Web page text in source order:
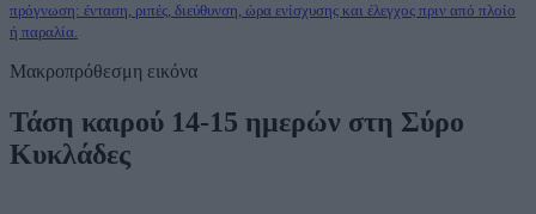
πρόγνωση: ένταση, ριπές, διεύθυνση, ώρα ενίσχυσης και έλεγχος πριν από πλοίο
ή παραλία.
Μακροπρόθεσμη εικόνα
Τάση καιρού 14-15 ημερών στη Σύρο
Κυκλάδες